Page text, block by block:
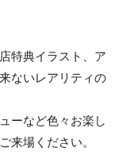
特典イラスト、ア
ないレアリティの
ーなど色々お楽し
来場ください。